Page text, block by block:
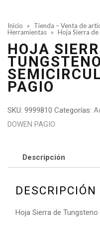
Inicio » Tienda – Venta de
Herramientas » Hoja Sierra
HOJA
TUNGSTENO
PAGIO
SKU: 9999810 Categorías:
DOWEN PAGIO
Descripción
DESCRIPCIÓN
Hoja Sierra de